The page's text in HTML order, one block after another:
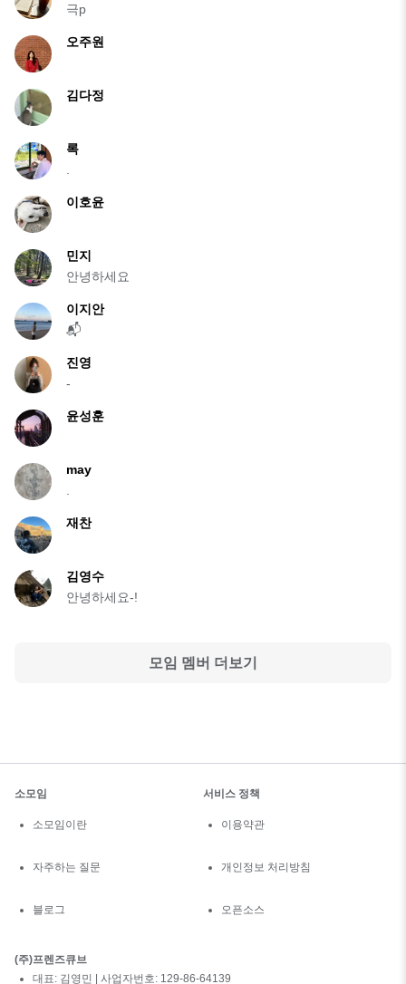
극p
오주원
김다정
록
이호윤
민지
안녕하세요
이지안
📬
진영
-
윤성훈
may
재찬
김영수
안녕하세요-!
모임 멤버 더보기
소모임
소모임이란
자주하는 질문
블로그
서비스 정책
이용약관
개인정보 처리방침
오픈소스
(주)프렌즈큐브
대표: 김영민 | 사업자번호: 129-86-64139